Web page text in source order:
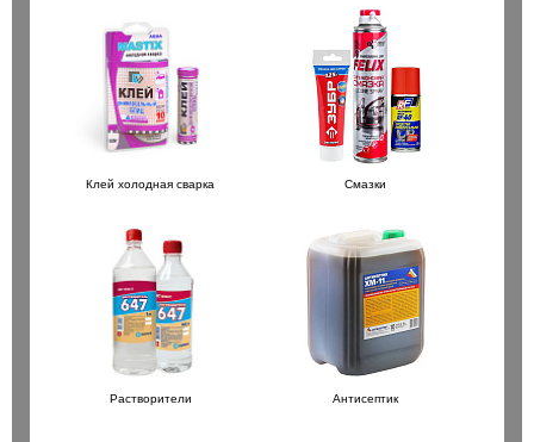
Клей холодная сварка Смазки
Растворители Антисептик